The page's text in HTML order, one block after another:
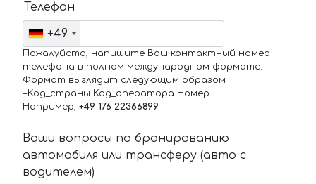
Телефон
+49
Пожалуйста, напишите Ваш контактный номер
телефона в полном международном формате.
Формат выглядит следующим образом:
+Код_страны Код_оператора Номер
Например, +49 176 22366899
Ваши вопросы по бронированию
автомобиля или трансферу (авто с
водителем)